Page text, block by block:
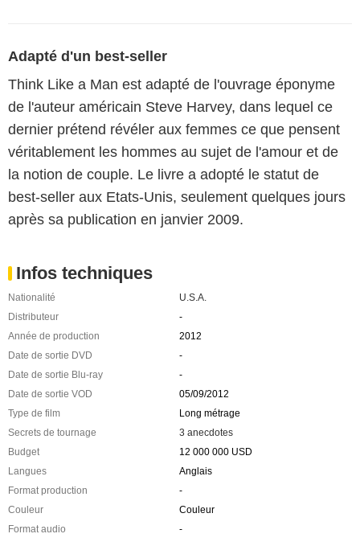
Adapté d'un best-seller
Think Like a Man est adapté de l'ouvrage éponyme
de l'auteur américain Steve Harvey, dans lequel ce
dernier prétend révéler aux femmes ce que pensent
véritablement les hommes au sujet de l'amour et de
la notion de couple. Le livre a adopté le statut de
best-seller aux Etats-Unis, seulement quelques jours
après sa publication en janvier 2009.
Infos techniques
Nationalité
U.S.A.
Distributeur
-
Année de production
2012
Date de sortie DVD
-
Date de sortie Blu-ray
-
Date de sortie VOD
05/09/2012
Type de film
Long métrage
Secrets de tournage
3 anecdotes
Budget
12 000 000 USD
Langues
Anglais
Format production
-
Couleur
Couleur
Format audio
-